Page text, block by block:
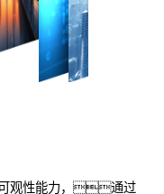
据目录、数据服